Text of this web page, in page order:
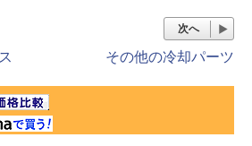
次へ
その他の冷却パーツ